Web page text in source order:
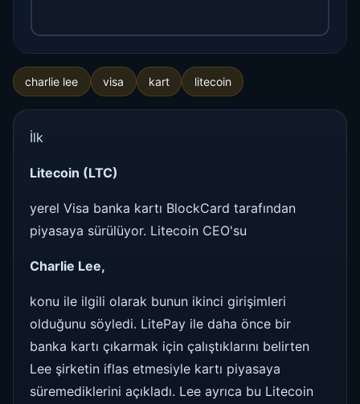
charlie lee visa kart litecoin
İlk
Litecoin (LTC)
yerel Visa banka kartı BlockCard tarafından
piyasaya sürülüyor. Litecoin CEO'su
Charlie Lee,
konu ile ilgili olarak bunun ikinci girişimleri
olduğunu söyledi. LitePay ile daha önce bir
banka kartı çıkarmak için çalıştıklarını belirten
Lee şirketin iflas etmesiyle kartı piyasaya
süremediklerini açıkladı. Lee ayrıca bu Litecoin